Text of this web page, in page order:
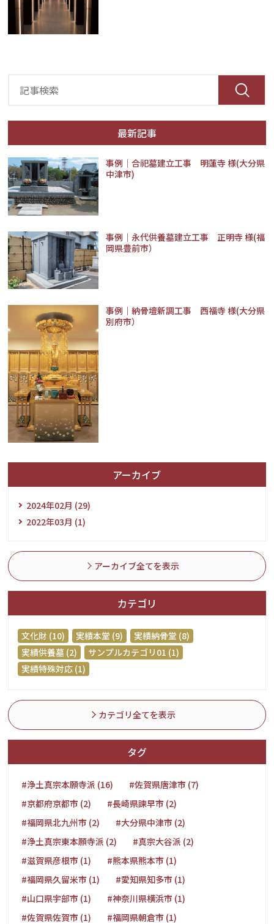
最新記事
事例│合祀墓建立工事 明蓮寺 様(大分県
中津市)
事例｜永代供養墓建立工事 正明寺 様(福
岡県豊前市）
事例｜納骨壇新調工事 西福寺 様(大分県
別府市）
アーカイブ
2024年02月 (29)
2022年03月 (1)
アーカイブ全てを表示
カテゴリ
文化財 (10) 実績本堂 (9)
実績納骨堂 (8)
実績供養墓 (2)
サンプルカテゴリ01 (1)
実績特殊対応 (1)
カテゴリ全てを表示
タグ
#浄土真宗本願寺派 (16)
#佐賀県唐津市 (7)
#京都府京都市 (2)
#長崎県諫早市 (2)
#福岡県北九州市 (2)
#大分県中津市 (2)
#浄土真宗東本願寺派 (2)
#真宗大谷派 (2)
#滋賀県彦根市 (1)
#熊本県熊本市 (1)
#福岡県久留米市 (1)
#愛知県知多市 (1)
#山口県宇部市 (1)
#神奈川県横浜市 (1)
#佐賀県佐賀市 (1)
#福岡県朝倉市 (1)